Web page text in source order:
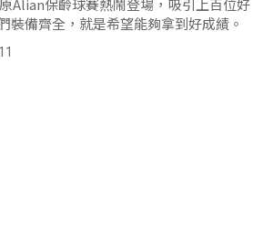
裝備齊全，就是希望能夠拿到好成績。